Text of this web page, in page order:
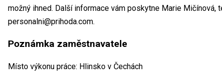
možný ihned. Další informace vám poskytne Marie Mičínová,
personalni@prihoda.com.
Poznámka zaměstnavatele
Místo výkonu práce: Hlinsko v Čechách